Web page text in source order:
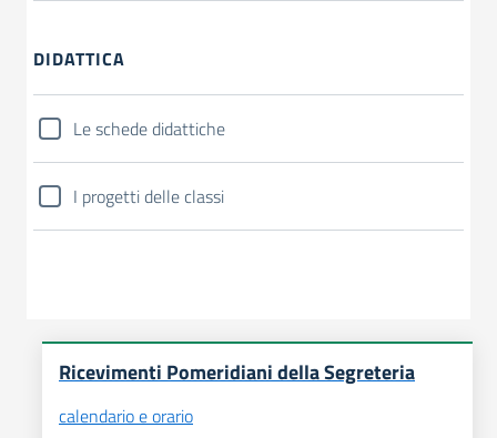
DIDATTICA
Le schede didattiche
I progetti delle classi
Ricevimenti Pomeridiani della Segreteria
calendario e orario